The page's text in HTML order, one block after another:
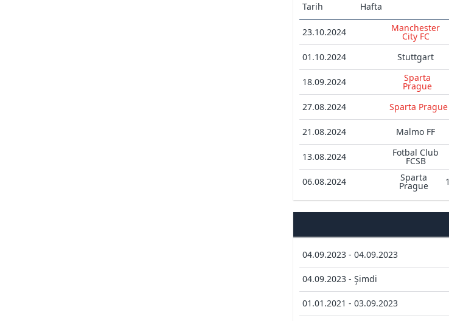
Tarih Hafta
23.10.2024 Manchester
City FC
01.10.2024 Stuttgart
18.09.2024 Sparta
Prague
27.08.2024 Sparta Prague
21.08.2024 Malmo FF
13.08.2024 Fotbal Club
FCSB
06.08.2024 Sparta
Prague 1
04.09.2023 - 04.09.2023
04.09.2023 - Şimdi
01.01.2021 - 03.09.2023